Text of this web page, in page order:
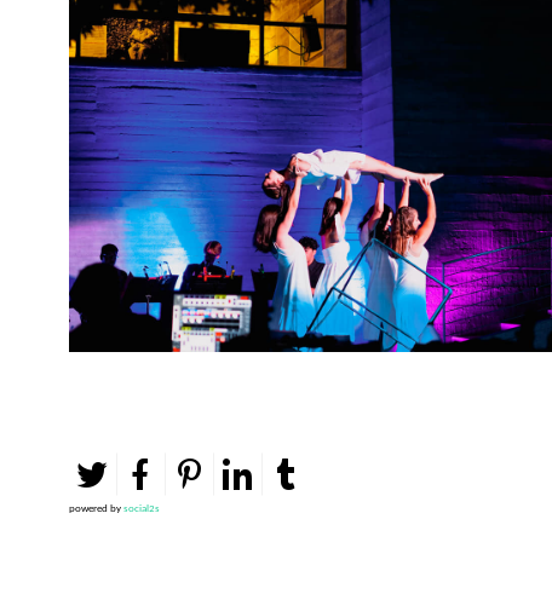
powered by social2s